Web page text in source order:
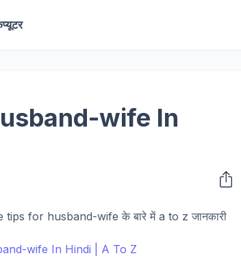
wife In
tips for husband-wife के बारे में a to z जानकारी